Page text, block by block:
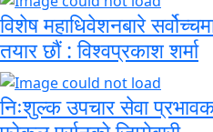
विशेष महाधिवेशनबारे
तयार छौं : विश्वप्रकाश शर्मा
निःशुल्क उपचार सेवा